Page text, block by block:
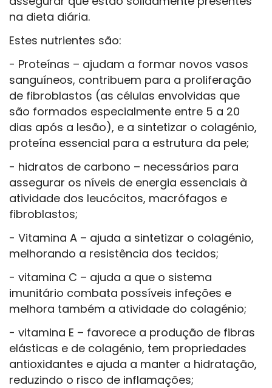
na dieta diária.
Estes nutrientes são:
- Proteínas – ajudam a formar novos vasos
sanguíneos, contribuem para a proliferação
de fibroblastos (as células envolvidas que
são formados especialmente entre 5 a 20
dias após a lesão), e a sintetizar o colagénio,
proteína essencial para a estrutura da pele;
- hidratos de carbono – necessários para
assegurar os níveis de energia essenciais à
atividade dos leucócitos, macrófagos e
fibroblastos;
- Vitamina A – ajuda a sintetizar o colagénio,
melhorando a resistência dos tecidos;
- vitamina C – ajuda a que o sistema
imunitário combata possíveis infeções e
melhora também a atividade do colagénio;
- vitamina E – favorece a produção de fibras
elásticas e de colagénio, tem propriedades
antioxidantes e ajuda a manter a hidratação,
reduzindo o risco de inflamações;